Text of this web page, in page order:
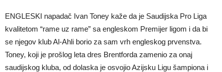
Mesi, znate li ko je drugi?
ENGLESKI napadač Ivan Toney kaže da je Saudijska Pro Liga
kvalitetom “rame uz rame” sa engleskom Premijer ligom i da bi
se njegov klub Al-Ahli borio za sam vrh engleskog prvenstva.
Toney, koji je prošlog leta dres Brentforda zamenio za onaj
saudijskog kluba, od dolaska je osvojio Azijsku Ligu šampiona i